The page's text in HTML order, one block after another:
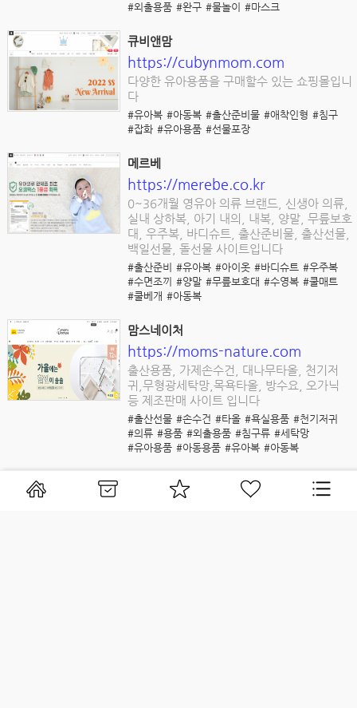
#외출용품 #완구 #물놀이 #마스크
큐비앤맘
https://cubynmom.com
다양한 유아용품을 구매할수 있는 쇼핑몰입니
다
#유아복 #아동복 #출산준비물 #애착인형 #침구
#잡화 #유아용품 #선물포장
메르베
https://merebe.co.kr
0~36개월 영유아 의류 브랜드, 신생아 의류,
실내 상하복, 아기 내의, 내복, 양말, 무릎보호
대, 우주복, 바디슈트, 출산준비물, 출산선물,
백일선물, 돌선물 사이트입니다
#출산준비 #유아복 #아이옷 #바디슈트 #우주복
#수면조끼 #양말 #무릎보호대 #수영복 #쿨매트
#쿨베개 #아동복
맘스네이처
https://moms-nature.com
출산용품, 가제손수건, 대나무타올, 천기저
귀,무형광세탁망,목욕타올, 방수요, 오가닉
등 제조판매 사이트 입니다
#출산선물 #손수건 #타올 #욕실용품 #천기저귀
#의류 #용품 #외출용품 #침구류 #세탁망
#유아용품 #아동용품 #유아복 #아동복
https://moumouchou.com